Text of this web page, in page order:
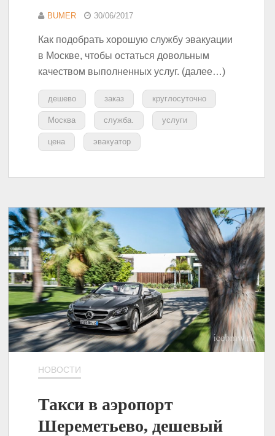
BUMER 30/06/2017
Как подобрать хорошую службу эвакуации
в Москве, чтобы остаться довольным
качеством выполненных услуг. (далее…)
дешево заказ круглосуточно
Москва служба. услуги
цена эвакуатор
НОВОСТИ
Такси в аэропорт
Шереметьево, дешевый